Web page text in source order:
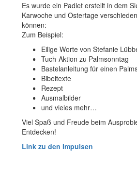
Es wurde ein Padlet erstellt in dem
Karwoche und Ostertage
können:
Zum Beispiel:
Eilige Worte von Stefanie
Tuch-Aktion zu Palmsonntag
Bastelanleitung für einen
Bibeltexte
Rezept
Ausmalbilder
und vieles mehr…
Viel Spaß und Freude beim
Entdecken!
Link zu den Impulsen